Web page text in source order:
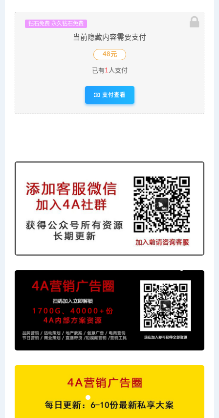
钻石免费 永久钻石免费
当前隐藏内容需要支付
48元
已有 1人支付
支付查看